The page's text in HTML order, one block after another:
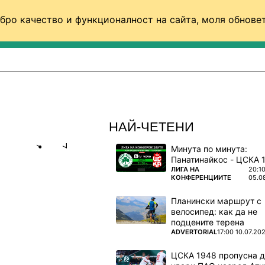
качество и функционалност на сайта, моля
НАЙ-ЧЕТЕНИ
Минута по минута:
ПОВЕЧЕ ОТ
ЛИГА НА
КОНФЕРЕНЦИИТЕ
20:10
Планински маршрут с
велосипед: как да не
подцените терена
ПОВЕЧЕ ОТ
ADVERTORIAL17:00
ЦСКА 1948 пропусна